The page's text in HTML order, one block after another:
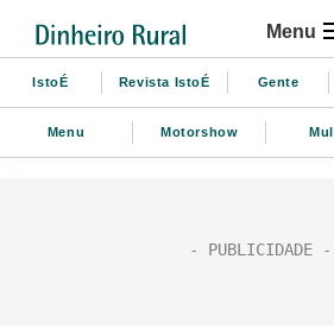
Menu
IstoÉ Revista IstoÉ Gente
Menu Motorshow